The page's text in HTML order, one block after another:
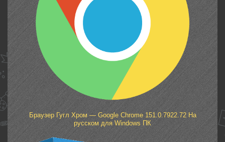
Браузер Гугл Хром — Google Chrome 151.0.7922.72 На
русском для Windows ПК